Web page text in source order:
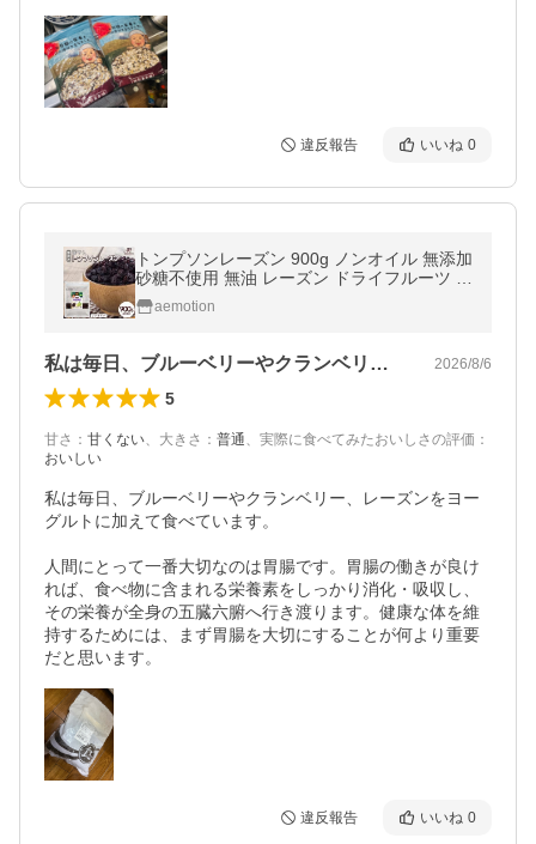
違反報告 いいね 0
トンプソンレーズン 900g ノンオイル 無添加
砂糖不使用 無油 レーズン ドライフルーツ お
やつ おつまみ 大容量 美容 健康 送料無料 爆
買 Yaemotion
私は毎日、ブルーベリーやクランベリー、… 2026/8/6
5
甘さ ： 甘くない、 大きさ ： 普通、 実際に食べてみたおいしさの評価 ：
おいしい
私は毎日、ブルーベリーやクランベリー、レーズンをヨー
グルトに加えて食べています。
人間にとって一番大切なのは胃腸です。胃腸の働きが良け
れば、食べ物に含まれる栄養素をしっかり消化・吸収し、
その栄養が全身の五臓六腑へ行き渡ります。健康な体を維
持するためには、まず胃腸を大切にすることが何より重要
だと思います。
違反報告 いいね 0